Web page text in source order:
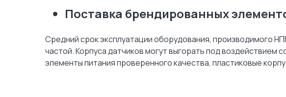
Поставка брендированных
Средний срок эксплуатации оборудования, производимого
частой. Корпуса датчиков могут выгорать под
элементы питания проверенного качества, пластиковые